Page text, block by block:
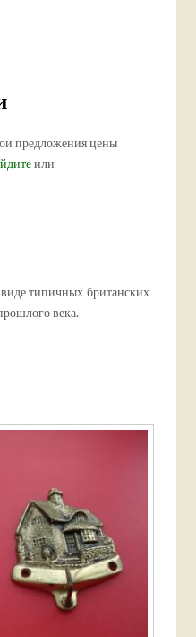
предложения цены
или
типичных британских
века.